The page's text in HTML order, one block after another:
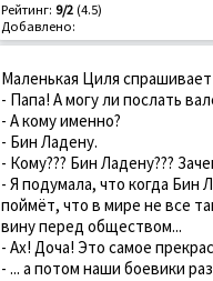
Рейтинг: 9/2(4.5)
Добавлено:
Маленькая Циля спрашивает
- Папа! А могу ли послать
- А кому именно?
- Бин Ладену.
- Кому??? Бин Ладену???
- Я подумала, что когда Бин
поймёт, что в мире не все
вину перед обществом...
- Ах! Доча! Это самое
- ... а потом наши боевики